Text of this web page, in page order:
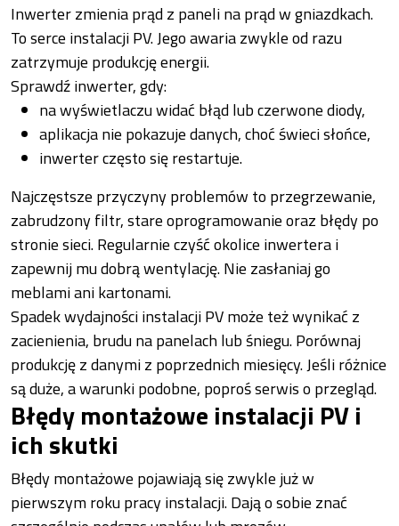
Inwerter zmienia prąd z paneli na prąd w gniazdkach.
To serce instalacji PV. Jego awaria zwykle od razu
zatrzymuje produkcję energii.
Sprawdź inwerter, gdy:
na wyświetlaczu widać błąd lub czerwone diody,
aplikacja nie pokazuje danych, choć świeci słońce,
inwerter często się restartuje.
Najczęstsze przyczyny problemów to przegrzewanie,
zabrudzony filtr, stare oprogramowanie oraz błędy po
stronie sieci. Regularnie czyść okolice inwertera i
zapewnij mu dobrą wentylację. Nie zasłaniaj go
meblami ani kartonami.
Spadek wydajności instalacji PV może też wynikać z
zacienienia, brudu na panelach lub śniegu. Porównaj
produkcję z danymi z poprzednich miesięcy. Jeśli różnice
są duże, a warunki podobne, poproś serwis o przegląd.
Błędy montażowe instalacji PV i
ich skutki
Błędy montażowe pojawiają się zwykle już w
pierwszym roku pracy instalacji. Dają o sobie znać